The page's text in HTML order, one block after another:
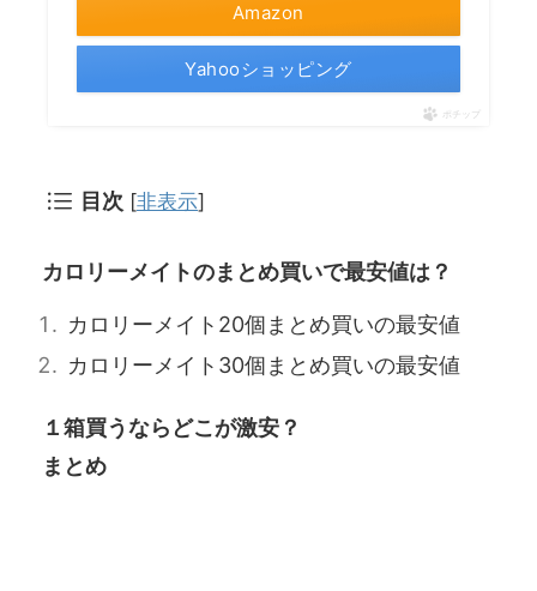
Amazon
Yahooショッピング
ポチップ
目次 [非表示]
カロリーメイトのまとめ買いで最安値は？
カロリーメイト20個まとめ買いの最安値
カロリーメイト30個まとめ買いの最安値
１箱買うならどこが激安？
まとめ